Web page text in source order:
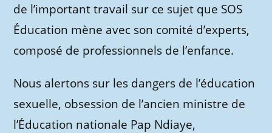
de l’important travail sur ce sujet que SOS
Éducation mène avec son comité d’experts,
composé de professionnels de l’enfance.
Nous alertons sur les dangers de l’éducation
sexuelle, obsession de l’ancien ministre de
l’Éducation nationale Pap Ndiaye,